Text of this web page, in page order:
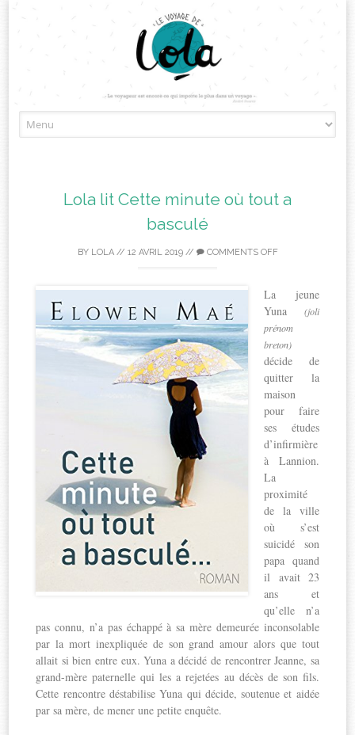
to
Lola lit Cette minute où tout a
basculé
BY LOLA// 12 AVRIL 2019// COMMENTS OFF
La jeune
Yuna
(joli
prénom
breton)
décide de
quitter la
maison
pour faire
ses études
d’infirmière
à Lannion.
La
proximité
de la ville
où s’est
suicidé son
papa quand
il avait 23
ans et
qu’elle n’a
pas connu, n’a pas échappé à sa mère demeurée inconsolable
par la mort inexpliquée de son grand amour alors que tout
allait si bien entre eux. Yuna a décidé de rencontrer Jeanne, sa
grand-mère paternelle qui les a rejetées au décès de son fils.
Cette rencontre déstabilise Yuna qui décide, soutenue et aidée
par sa mère, de mener une petite enquête.